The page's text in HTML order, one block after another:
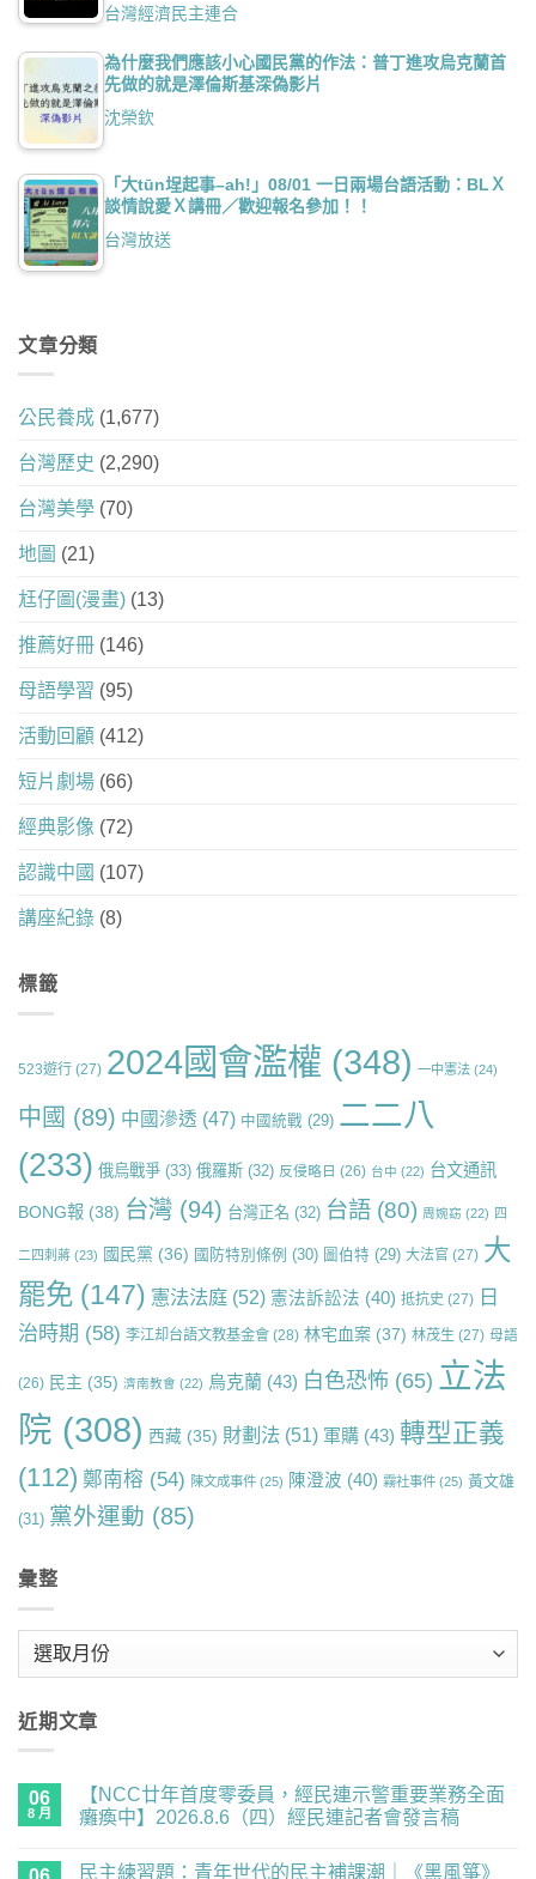
台灣經濟民主連合
為什麼我們應該小心國民黨的作法：普丁進攻烏克蘭首
先做的就是澤倫斯基深偽影片
沈榮欽
「大tūn埕起事–ah!」08/01 一日兩場台語活動：BLＸ
談情說愛Ｘ講冊／歡迎報名參加！！
台灣放送
文章分類
公民養成 (1,677)
台灣歷史 (2,290)
台灣美學 (70)
地圖 (21)
尪仔圖(漫畫) (13)
推薦好冊 (146)
母語學習 (95)
活動回顧 (412)
短片劇場 (66)
經典影像 (72)
認識中國 (107)
講座紀錄 (8)
標籤
523遊行 (27) 2024國會濫權 (348) 一中憲法 (24)
中國 (89) 中國滲透 (47) 中國統戰 (29) 二二八
(233) 俄烏戰爭 (33) 俄羅斯 (32) 反侵略日 (26) 台中 (22) 台文通訊
BONG報 (38) 台灣 (94) 台灣正名 (32) 台語 (80) 周婉窈 (22) 四
二四刺蔣 (23) 國民黨 (36) 國防特別條例 (30) 圖伯特 (29) 大法官 (27) 大
罷免 (147) 憲法法庭 (52) 憲法訴訟法 (40) 抵抗史 (27) 日
治時期 (58) 李江却台語文教基金會 (28) 林宅血案 (37) 林茂生 (27) 母語
(26) 民主 (35) 濟南教會 (22) 烏克蘭 (43) 白色恐怖 (65) 立法
院 (308) 西藏 (35) 財劃法 (51) 軍購 (43) 轉型正義
(112) 鄭南榕 (54) 陳文成事件 (25) 陳澄波 (40) 霧社事件 (25) 黃文雄
(31) 黨外運動 (85)
彙整
近期文章
06
8 月
【NCC廿年首度零委員，經民連示警重要業務全面
癱瘓中】2026.8.6（四）經民連記者會發言稿
廿
留
民主練習題：青年世代的民主補課潮｜《黑風箏》